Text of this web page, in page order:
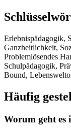
Erlebnispädagogik,
Ganzheitlichkeit,
Problemlösendes
Schulpädagogik,
Bound,
Häufig
Worum geht es